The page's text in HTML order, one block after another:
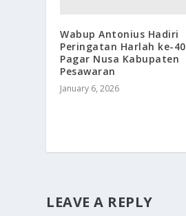
Wabup Antonius Hadiri
Peringatan Harlah ke-40
Pagar Nusa Kabupaten
Pesawaran
January 6, 2026
LEAVE A REPLY